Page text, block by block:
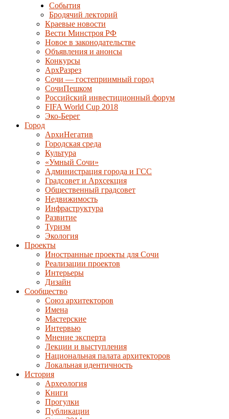
События
Бродячий лекторий
Краевые новости
Вести Минстроя РФ
Новое в законодательстве
Объявления и анонсы
Конкурсы
АрхРазрез
Сочи — гостеприимный город
СочиПешком
Российский инвестиционный форум
FIFA World Cup 2018
Эко-Берег
Город
АрхиНегатив
Городская среда
Культура
«Умный Сочи»
Администрация города и ГСС
Градсовет и Архсекция
Общественный градсовет
Недвижимость
Инфраструктура
Развитие
Туризм
Экология
Проекты
Иностранные проекты для Сочи
Реализации проектов
Интерьеры
Дизайн
Сообщество
Союз архитекторов
Имена
Мастерские
Интервью
Мнение эксперта
Лекции и выступления
Национальная палата архитекторов
Локальная идентичность
История
Археология
Книги
Прогулки
Публикации